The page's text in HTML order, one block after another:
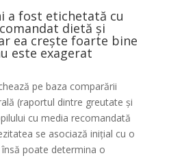
a fost etichetată cu
dietă și
ea crește foarte bine
este exagerat
pe baza comparării
(raportul dintre greutate și
cu media recomandată
se asociază inițial cu o
poate determina o